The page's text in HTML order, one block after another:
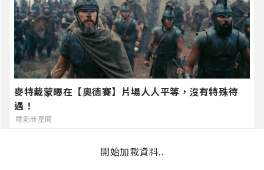
麥特戴蒙曝在【奧德賽】片場人人平等，沒有特殊待
遇！
電影新星聞
開始加載資料..